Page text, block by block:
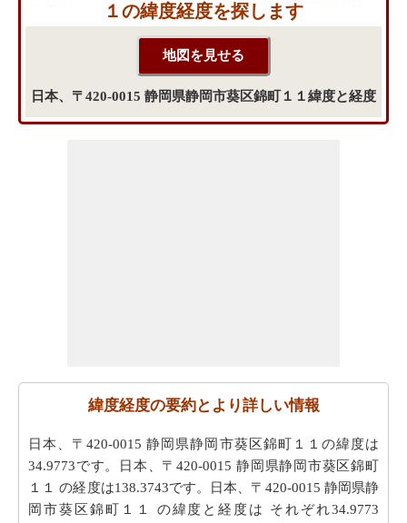
１の緯度経度を探します
日本、〒420-0015 静岡県静岡市葵区錦町１１緯度と経度
緯度経度の要約とより詳しい情報
日本、〒420-0015 静岡県静岡市葵区錦町１１の緯度は
34.9773です。日本、〒420-0015 静岡県静岡市葵区錦町
１１ の経度は138.3743です。日本、〒420-0015 静岡県静
岡市葵区錦町１１ の緯度と経度は それぞれ34.9773